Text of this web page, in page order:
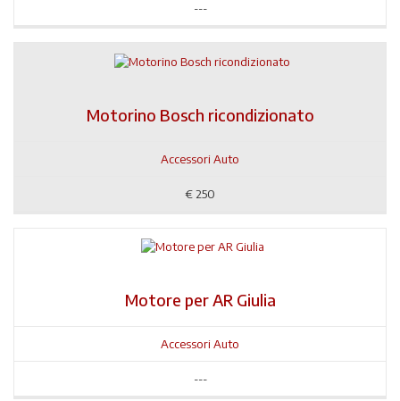
---
Motorino Bosch ricondizionato
Accessori Auto
€250
Motore per AR Giulia
Accessori Auto
---